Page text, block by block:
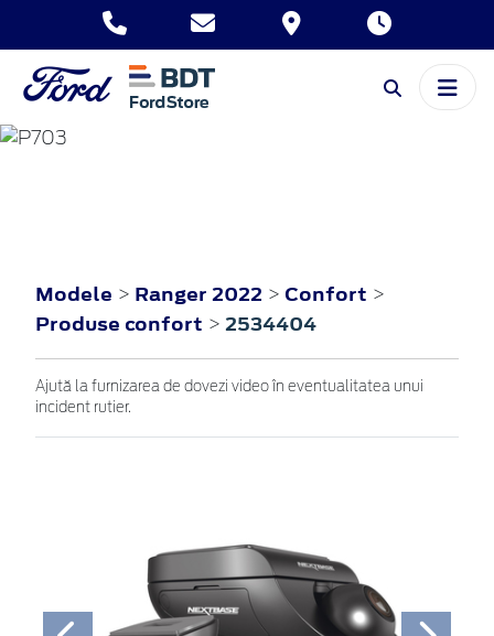
Modele > Ranger 2022 > Confort >
Produse confort > 2534404
Ajută la furnizarea de dovezi video în eventualitatea unui
incident rutier.